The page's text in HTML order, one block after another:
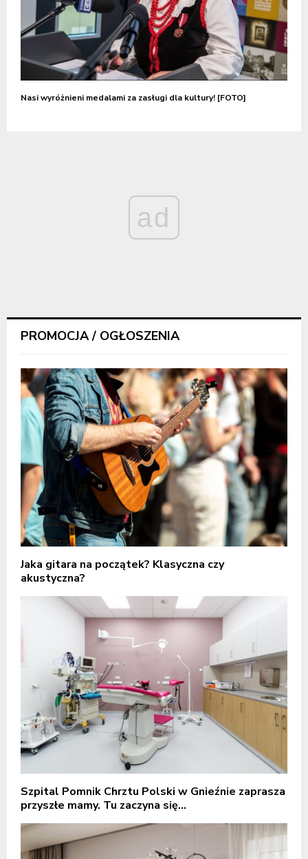
Nasi wyróżnieni medalami za zasługi dla kultury! [FOTO]
ad
PROMOCJA / OGŁOSZENIA
Jaka gitara na początek? Klasyczna czy
akustyczna?
Szpital Pomnik Chrztu Polski w Gnieźnie zaprasza
przyszłe mamy. Tu zaczyna się...